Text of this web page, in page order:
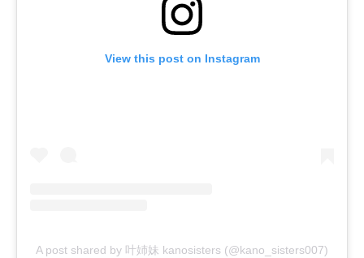
View this post on Instagram
A post shared by 叶姉妹 kanosisters (@kano_sisters007)